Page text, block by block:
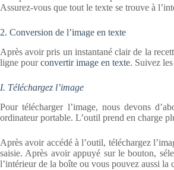
Assurez-vous que tout le texte se trouve à
2. Conversion de l’image en texte
Après avoir pris un instantané clair de la
ligne pourconvertir image en texte. Suivez
I. Téléchargez l’image
Pour télécharger l’image, nous devons
ordinateur portable. L’outil prend en charge
Après avoir accédé à l’outil, téléchargez
saisie. Après avoir appuyé sur le bouton,
l’intérieur de la boîte ou vous pouvez aussi la